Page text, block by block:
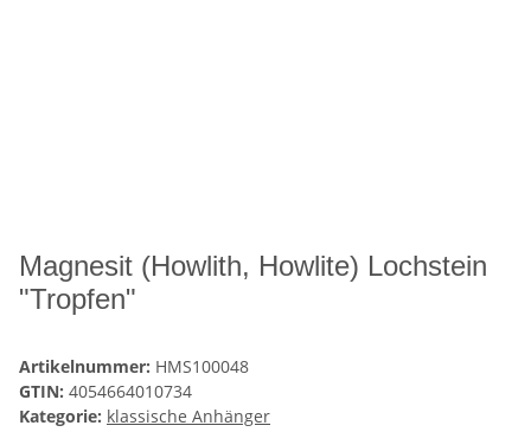
Magnesit (Howlith, Howlite) Lochstein
"Tropfen"
Artikelnummer: HMS100048
GTIN: 4054664010734
Kategorie: klassische Anhänger